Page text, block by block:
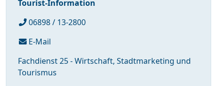
Tourist-Information
06898 / 13-2800
E-Mail
Fachdienst 25 - Wirtschaft, Stadtmarketing und
Tourismus